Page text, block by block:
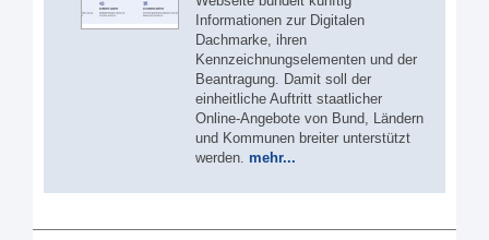
Informationen zur Digitalen
Dachmarke, ihren
Kennzeichnungselementen und der
Beantragung. Damit soll der
einheitliche Auftritt staatlicher
Online-Angebote von Bund, Ländern
und Kommunen breiter unterstützt
werden. mehr...